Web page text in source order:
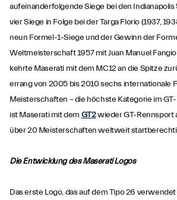
aufeinanderfolgende Siege bei den
vier Siege in Folge bei der Targa Florio (1937,
neun Formel-1-Siege und der Gewinn der
Weltmeisterschaft 1957 mit Juan Manuel
kehrte Maserati mit dem MC12 an die Spitze
errang von 2005 bis 2010 sechs internationale
Meisterschaften – die höchste Kategorie im
ist Maserati mit dem GT2wieder GT-Rennsport
über 20 Meisterschaften weltweit
Die Entwicklung des Maserati Logos
Das erste Logo, das auf dem Tipo 26